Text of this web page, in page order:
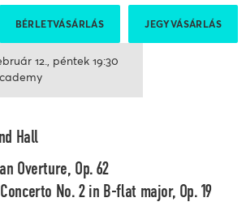
JEGYVÁSÁRLÁS
BÉRLETVÁSÁRLÁS
12. péntek 19:30
Hall
Overture, Op. 62
Concerto No. 2 in B-flat major, Op. 19